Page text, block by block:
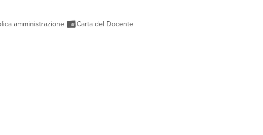
amministrazione Carta del Docente